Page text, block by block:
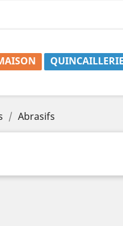
QUINCAILLERIE
Abrasifs